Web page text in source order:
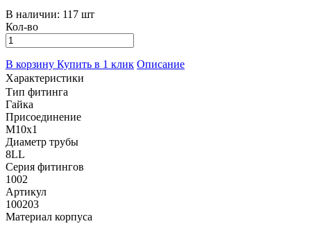
В наличии: 117 шт
Кол-во
В корзину Купить в 1 клик Описание
Характеристики
Тип фитинга
Гайка
Присоединение
M10x1
Диаметр трубы
8LL
Серия фитингов
1002
Артикул
100203
Материал корпуса